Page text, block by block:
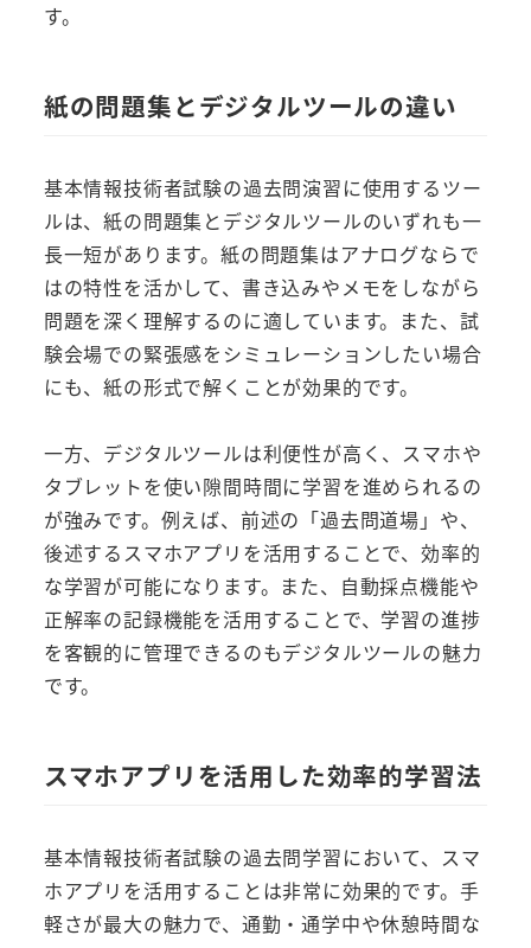
す。
紙の問題集とデジタルツールの違い
基本情報技術者試験の過去問演習に使用するツー
ルは、紙の問題集とデジタルツールのいずれも一
長一短があります。紙の問題集はアナログならで
はの特性を活かして、書き込みやメモをしながら
問題を深く理解するのに適しています。また、試
験会場での緊張感をシミュレーションしたい場合
にも、紙の形式で解くことが効果的です。
一方、デジタルツールは利便性が高く、スマホや
タブレットを使い隙間時間に学習を進められるの
が強みです。例えば、前述の「過去問道場」や、
後述するスマホアプリを活用することで、効率的
な学習が可能になります。また、自動採点機能や
正解率の記録機能を活用することで、学習の進捗
を客観的に管理できるのもデジタルツールの魅力
です。
スマホアプリを活用した効率的学習法
基本情報技術者試験の過去問学習において、スマ
ホアプリを活用することは非常に効果的です。手
軽さが最大の魅力で、通勤・通学中や休憩時間な